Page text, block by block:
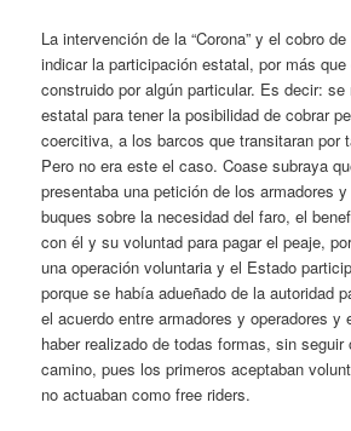
La intervención de la “Corona” y el cobro de
indicar la participación estatal, por más
construido por algún particular. Es decir:
estatal para tener la posibilidad de cobrar
coercitiva, a los barcos que transitaran por
Pero no era este el caso. Coase subraya
presentaba una petición de los armadores
buques sobre la necesidad del faro, el
con él y su voluntad para pagar el peaje,
una operación voluntaria y el Estado
porque se había adueñado de la autoridad
el acuerdo entre armadores y operadores y
haber realizado de todas formas, sin seguir
camino, pues los primeros aceptaban
no actuaban como free riders.